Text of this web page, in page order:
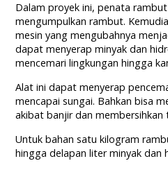
Dalam proyek ini, penata
mengumpulkan rambut.
mesin yang mengubahnya
dapat menyerap minyak dan
mencemari lingkungan hingga
Alat ini dapat menyerap
mencapai sungai. Bahkan bisa
akibat banjir dan membersihkan
Untuk bahan satu kilogram
hingga delapan liter minyak dan